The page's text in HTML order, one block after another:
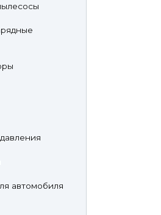
автомобиля